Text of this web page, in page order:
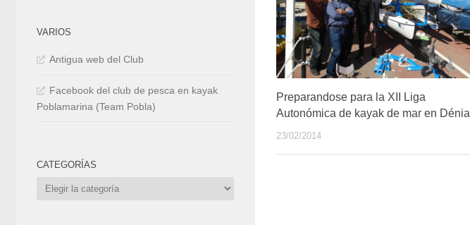
Preparandose para la XII Liga
Autonómica de kayak de mar en Dénia
23/02/2014
VARIOS
Antigua web del Club
Facebook del club de pesca en kayak
Poblamarina (Team Pobla)
CATEGORÍAS
Categorías